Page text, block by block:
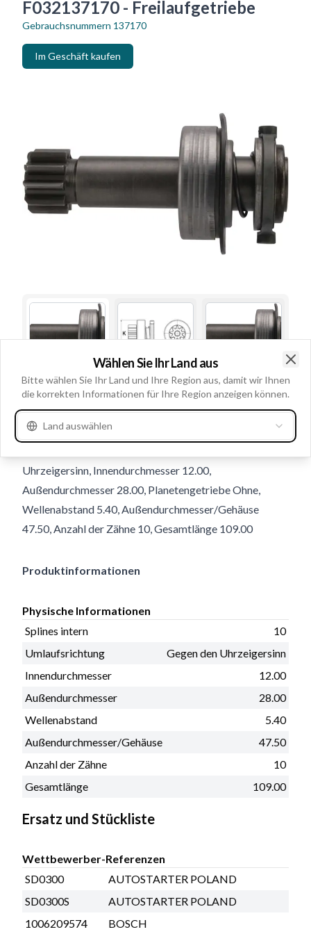
F032137170 - Freilaufgetriebe
Gebrauchsnummern 137170
Im Geschäft kaufen
Gebrauchsnummern 137170
Navigation
Uhrzeigersinn, Innendurchmesser 12.00,
Außendurchmesser 28.00, Planetengetriebe Ohne,
Wellenabstand 5.40, Außendurchmesser/Gehäuse
47.50, Anzahl der Zähne 10, Gesamtlänge 109.00
Produktinformationen
Physische Informationen
Splines intern
10
Umlaufsrichtung
Gegen den Uhrzeigersinn
Innendurchmesser
12.00
Außendurchmesser
28.00
Wellenabstand
5.40
Außendurchmesser/Gehäuse
47.50
Anzahl der Zähne
10
Gesamtlänge
109.00
Ersatz und Stückliste
Wettbewerber-Referenzen
SD0300
AUTOSTARTER POLAND
SD0300S
AUTOSTARTER POLAND
1006209574
BOSCH
Wählen Sie Ihr Land aus
Bitte wählen Sie Ihr Land und Ihre Region aus, damit wir Ihnen
die korrekten Informationen für Ihre Region anzeigen können.
Land auswählen